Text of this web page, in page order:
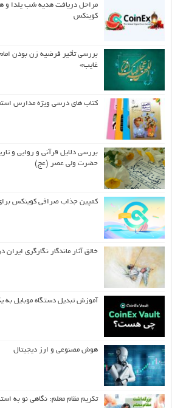
مراحل دریافت هدیه شب یلدا و
کوینکس
بررسی تأثیر فرضیه زن بودن
غایب»
کتاب های درسی ویژه مدارس
بررسی دلایل قرآنی و روایی و
حضرت ولی عصر (عج)
کمپین جذاب صرافی کوینکس
خالق آثار ماندگار نگارگری
آموزش تبدیل دستگاه موبایل
هوش مصنوعی و ارز دیجیتال
تکریم مقام معلم: نگاهی نو به